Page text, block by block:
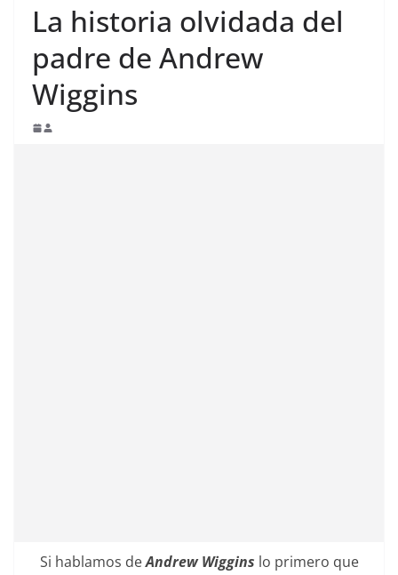
La historia olvidada del
padre de Andrew
Wiggins
Si hablamos deAndrew Wiggins lo primero que